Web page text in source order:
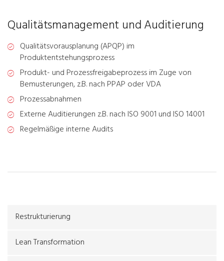
Qualitätsmanagement und Auditierung
Qualitätsvorausplanung (APQP) im
Produktentstehungsprozess
Produkt- und Prozessfreigabeprozess im Zuge von
Bemusterungen, z.B. nach PPAP oder VDA
Prozessabnahmen
Externe Auditierungen z.B. nach ISO 9001 und ISO 14001
Regelmäßige interne Audits
Restrukturierung
Lean Transformation